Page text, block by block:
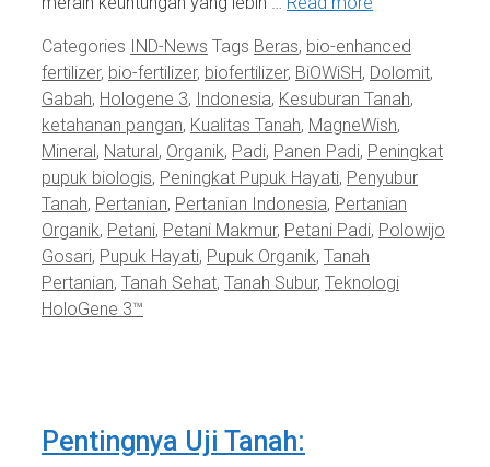
Categories IND-News Tags Beras, bio-enhanced
fertilizer, bio-fertilizer, biofertilizer, BiOWiSH, Dolomit,
Gabah, Hologene 3, Indonesia, Kesuburan Tanah,
ketahanan pangan, Kualitas Tanah, MagneWish,
Mineral , Natural , Organik, Padi, Panen Padi, Peningkat
pupuk biologis, Peningkat Pupuk Hayati, Penyubur
Tanah, Pertanian, Pertanian Indonesia, Pertanian
Organik, Petani, Petani Makmur, Petani Padi, Polowijo
Gosari, Pupuk Hayati, Pupuk Organik, Tanah
Pertanian, Tanah Sehat, Tanah Subur, Teknologi
HoloGene 3™
Pentingnya Uji Tanah: